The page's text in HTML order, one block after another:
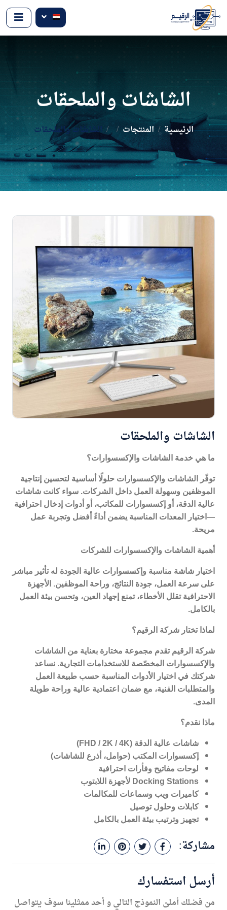
الشاشات والملحقات
الرئيسية المنتجات الشاشات والملحقات
الشاشات والملحقات
ما هي خدمة الشاشات والإكسسوارات؟
توفّر الشاشات والإكسسوارات حلولًا أساسية لتحسين إنتاجية
الموظفين وسهولة العمل داخل الشركات. سواء كانت شاشات
عالية الدقة، أو إكسسوارات للمكاتب، أو أدوات إدخال احترافية
—اختيار المعدات المناسبة يضمن أداءً أفضل وتجربة عمل
مريحة.
أهمية الشاشات والإكسسوارات للشركات
اختيار شاشة مناسبة وإكسسوارات عالية الجودة له تأثير مباشر
على سرعة العمل، جودة النتائج، وراحة الموظفين. الأجهزة
الاحترافية تقلل الأخطاء، تمنع إجهاد العين، وتحسن بيئة العمل
بالكامل.
لماذا تختار شركة الرقيم؟
شركة الرقيم تقدم مجموعة مختارة بعناية من الشاشات
والإكسسوارات المخصّصة للاستخدامات التجارية. نساعد
شركتك في اختيار الأدوات المناسبة حسب طبيعة العمل
والمتطلبات الفنية، مع ضمان اعتمادية عالية وراحة طويلة
المدى.
ماذا نقدم؟
شاشات عالية الدقة (FHD / 2K / 4K)
إكسسوارات المكتب (حوامل، أذرع للشاشات)
لوحات مفاتيح وفأرات احترافية
Docking Stations لأجهزة اللابتوب
كاميرات ويب وسماعات للمكالمات
كابلات وحلول توصيل
تجهيز وترتيب بيئة العمل بالكامل
مشاركة:
أرسل استفسارك
من فضلك أملئ النموذج التالي و أحد ممثلينا سوف يتواصل